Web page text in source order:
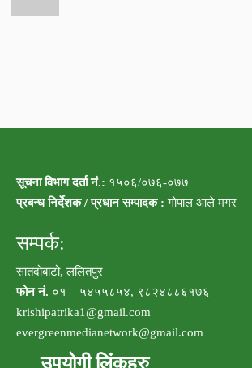
सूचना विभाग दर्ता नं.: १५०६/०७६-०७७
प्रबन्ध निर्देशक / प्रधान सम्पादक : गोपाल आले मगर
सम्पर्क:
सातदोबाटो, ललितपुर
फोन नं. ०१ – ५४५५८५४, ९८२४८८६१७६
krishipatrika1@gmail.com
evergreenmedianetwork@gmail.com
उपयोगी लिंकहरु